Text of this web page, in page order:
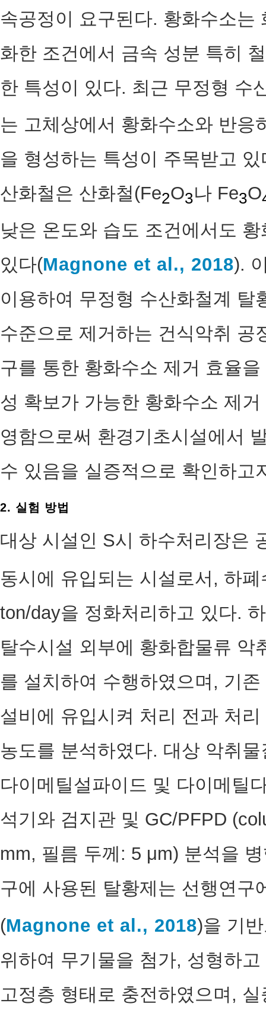
속공정이 요구된다. 황화수소는
화한 조건에서 금속 성분 특히
한 특성이 있다. 최근 무정형 수
는 고체상에서 황화수소와 반응
을 형성하는 특성이 주목받고 있
산화철은 산화철(Fe2O3나 Fe3O
낮은 온도와 습도 조건에서도
있다(Magnone et al., 2018).
이용하여 무정형 수산화철계 탈
수준으로 제거하는 건식악취 공
구를 통한 황화수소 제거 효율
성 확보가 가능한 황화수소 제
영함으로써 환경기초시설에서
수 있음을 실증적으로 확인하고
2. 실험 방법
대상 시설인 S시 하수처리장은
동시에 유입되는 시설로서, 하
ton/day을 정화처리하고 있다.
탈수시설 외부에 황화합물류
를 설치하여 수행하였으며, 기
설비에 유입시켜 처리 전과 처
농도를 분석하였다. 대상 악취
다이메틸설파이드 및 다이메틸
석기와 검지관 및 GC/PFPD
mm, 필름 두께: 5 μm) 분석을
구에 사용된 탈황제는 선행연구
(Magnone et al., 2018)을 기
위하여 무기물을 첨가, 성형하
고정층 형태로 충전하였으며,